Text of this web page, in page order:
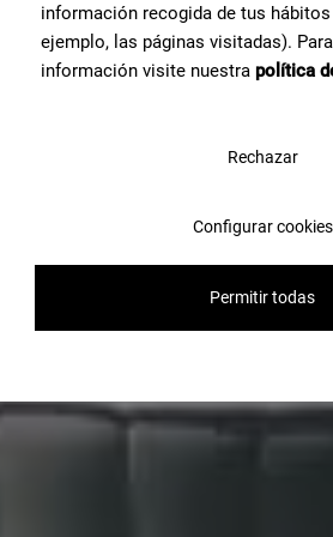
información recogida de tus
ejemplo, las páginas visitadas).
información visite nuestra política
Rechazar
Configurar cookies
Permitir todas